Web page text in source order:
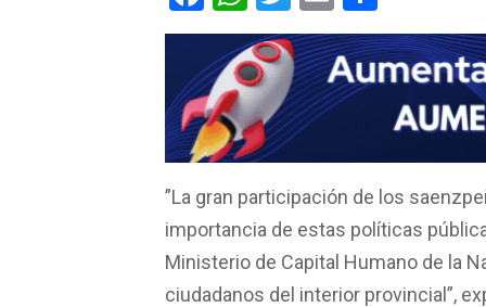
a
ce
b
o
o
k
h
at
s
A
p
p
wi
tt
er
m
ail
o
m
p
ar
tir
”La gran participación de los
importancia de estas políticas
Ministerio de Capital Humano de la
ciudadanos del interior provincial”,